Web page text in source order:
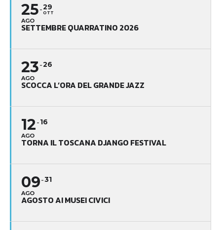
25
AGO
29
OTT
SETTEMBRE QUARRATINO 2026
23
AGO
26
SCOCCA L’ORA DEL GRANDE JAZZ
12
AGO
16
TORNA IL TOSCANA DJANGO FESTIVAL
09
AGO
31
AGOSTO AI MUSEI CIVICI